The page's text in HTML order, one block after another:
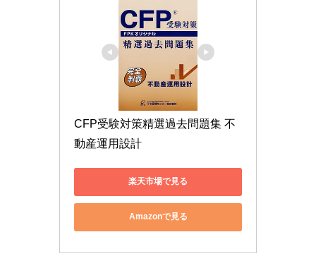
CFP受験対策精選過去問題集 不
動産運用設計
楽天市場で見る
Amazonで見る